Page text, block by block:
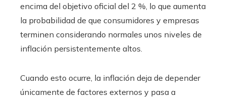
encima del objetivo oficial del 2 %, lo que aumenta
la probabilidad de que consumidores y empresas
terminen considerando normales unos niveles de
inflación persistentemente altos.
Cuando esto ocurre, la inflación deja de depender
únicamente de factores externos y pasa a